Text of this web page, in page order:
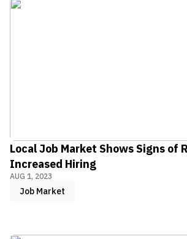
Local Job Market Shows Signs of
Increased Hiring
AUG 1, 2023
Job Market